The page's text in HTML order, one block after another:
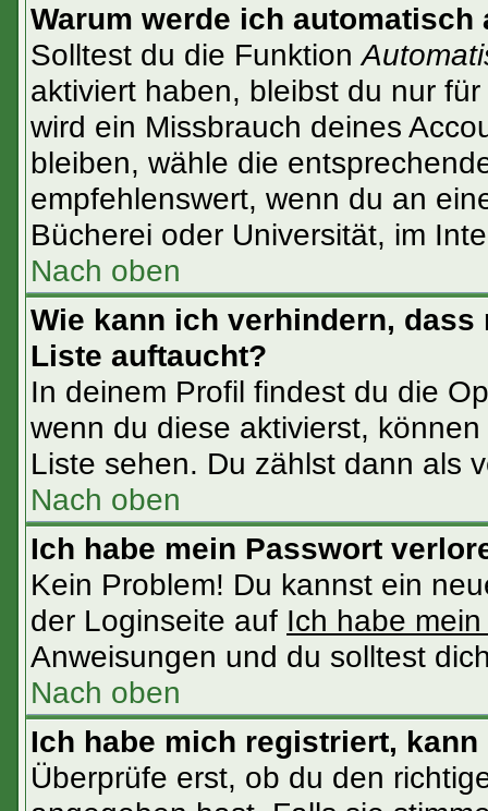
Warum werde ich automatisch
Solltest du die Funktion
aktiviert haben, bleibst du nur
wird ein Missbrauch deines
bleiben, wähle die
empfehlenswert, wenn du an
Bücherei oder Universität, im
Nach oben
Wie kann ich verhindern,
Liste auftaucht?
In deinem Profil findest du die
wenn du diese aktivierst,
Liste sehen. Du zählst dann als
Nach oben
Ich habe mein Passwort
Kein Problem! Du kannst ein
der Loginseite auf Ich habe
Anweisungen und du solltest
Nach oben
Ich habe mich registriert,
Überprüfe erst, ob du den